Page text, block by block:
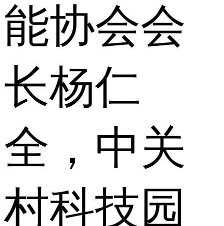
能协会会
长杨仁
全，中关
村科技园